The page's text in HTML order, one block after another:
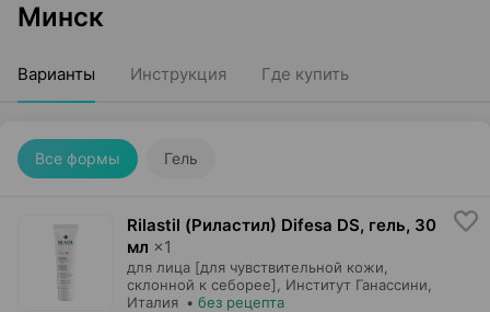
Минск
Варианты Инструкция Где купить
Все формы Гель
Rilastil (Риластил) Difesa DS, гель, 30
мл ×1
для лица [для чувствительной кожи,
склонной к себорее],
Институт Ганассини
Италия • без рецепта